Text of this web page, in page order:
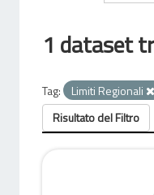
1 dataset
Tag:
Limiti Regionali
Risultato del Filtro